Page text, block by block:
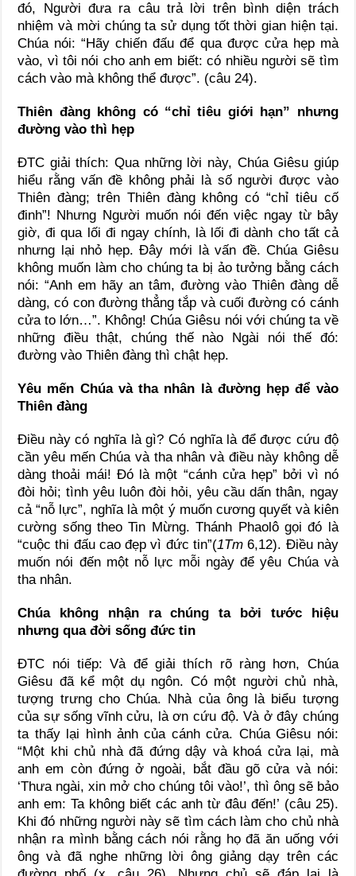
đó, Người đưa ra câu trả lời trên bình diện trách
nhiệm và mời chúng ta sử dụng tốt thời gian hiện tại.
Chúa nói: “Hãy chiến đấu để qua được cửa hẹp mà
vào, vì tôi nói cho anh em biết: có nhiều người sẽ tìm
cách vào mà không thể được”. (câu 24).
Thiên đàng không có “chỉ tiêu giới hạn” nhưng
đường vào thì hẹp
ĐTC giải thích: Qua những lời này, Chúa Giêsu giúp
hiểu rằng vấn đề không phải là số người được vào
Thiên đàng; trên Thiên đàng không có “chỉ tiêu cố
đinh”! Nhưng Người muốn nói đến việc ngay từ bây
giờ, đi qua lối đi ngay chính, là lối đi dành cho tất cả
nhưng lại nhỏ hẹp. Đây mới là vấn đề. Chúa Giêsu
không muốn làm cho chúng ta bị ảo tưởng bằng cách
nói: “Anh em hãy an tâm, đường vào Thiên đàng dễ
dàng, có con đường thẳng tắp và cuối đường có cánh
cửa to lớn…”. Không! Chúa Giêsu nói với chúng ta về
những điều thật, chúng thế nào Ngài nói thế đó:
đường vào Thiên đàng thì chật hẹp.
Yêu mến Chúa và tha nhân là đường hẹp để vào
Thiên đàng
Điều này có nghĩa là gì? Có nghĩa là để được cứu độ
cần yêu mến Chúa và tha nhân và điều này không dễ
dàng thoải mái! Đó là một “cánh cửa hẹp” bởi vì nó
đòi hỏi; tình yêu luôn đòi hỏi, yêu cầu dấn thân, ngay
cả “nỗ lực”, nghĩa là một ý muốn cương quyết và kiên
cường sống theo Tin Mừng. Thánh Phaolô gọi đó là
“cuộc thi đấu cao đẹp vì đức tin”(1Tm 6,12). Điều này
muốn nói đến một nỗ lực mỗi ngày để yêu Chúa và
tha nhân.
Chúa không nhận ra chúng ta bởi tước hiệu
nhưng qua đời sống đức tin
ĐTC nói tiếp: Và để giải thích rõ ràng hơn, Chúa
Giêsu đã kể một dụ ngôn. Có một người chủ nhà,
tượng trưng cho Chúa. Nhà của ông là biểu tượng
của sự sống vĩnh cửu, là ơn cứu độ. Và ở đây chúng
ta thấy lại hình ảnh của cánh cửa. Chúa Giêsu nói:
“Một khi chủ nhà đã đứng dậy và khoá cửa lại, mà
anh em còn đứng ở ngoài, bắt đầu gõ cửa và nói:
‘Thưa ngài, xin mở cho chúng tôi vào!’, thì ông sẽ bảo
anh em: Ta không biết các anh từ đâu đến!’ (câu 25).
Khi đó những người này sẽ tìm cách làm cho chủ nhà
nhận ra mình bằng cách nói rằng họ đã ăn uống với
ông và đã nghe những lời ông giảng dạy trên các